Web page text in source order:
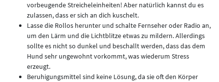
vorbeugende Streicheleinheiten! Aber natürlich kannst du es
zulassen, dass er sich an dich kuschelt.
Lasse die Rollos herunter und schalte Fernseher oder Radio an,
um den Lärm und die Lichtblitze etwas zu mildern. Allerdings
sollte es nicht so dunkel und beschallt werden, dass das dem
Hund sehr ungewohnt vorkommt, was wiederum Stress
erzeugt.
Beruhigungsmittel sind keine Lösung, da sie oft den Körper